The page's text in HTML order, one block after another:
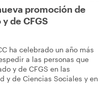
promoción de
de CFGS
ha celebrado un año más
a las personas que
y de CFGS en las
y de Ciencias Sociales y en